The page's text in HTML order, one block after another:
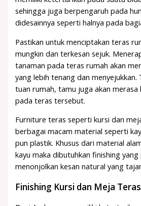
sehingga juga berpengaruh pada
didesainnya seperti halnya pada
Pastikan untuk menciptakan teras
mungkin dan terkesan sejuk.
tanaman pada teras rumah akan
yang lebih tenang dan menyejukkan.
tuan rumah, tamu juga akan
pada teras tersebut.
Furniture teras seperti kursi dan
berbagai macam material seperti
pun plastik. Khusus dari material
kayu maka dibutuhkan finishing yang
menonjolkan kesan natural yang
Finishing Kursi dan Meja